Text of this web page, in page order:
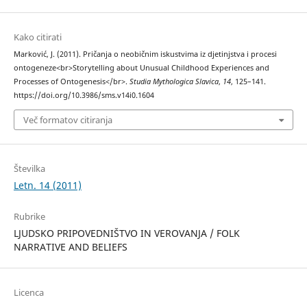
Kako citirati
Marković, J. (2011). Pričanja o neobičnim iskustvima iz djetinjstva i procesi
ontogeneze<br>Storytelling about Unusual Childhood Experiences and
Processes of Ontogenesis</br>. Studia Mythologica Slavica, 14, 125–141.
https://doi.org/10.3986/sms.v14i0.1604
Več formatov citiranja
Številka
Letn. 14 (2011)
Rubrike
LJUDSKO PRIPOVEDNIŠTVO IN VEROVANJA / FOLK
NARRATIVE AND BELIEFS
Licenca